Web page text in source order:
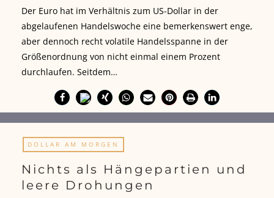
Der Euro hat im Verhältnis zum US-Dollar in der
abgelaufenen Handelswoche eine bemerkenswert enge,
aber dennoch recht volatile Handelsspanne in der
Größenordnung von nicht einmal einem Prozent
durchlaufen. Seitdem…
DOLLAR AM MORGEN
Nichts als Hängepartien und
leere Drohungen